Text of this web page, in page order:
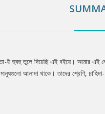
ই হুবহু তুলে দিয়েছি এই বইয়ে। আমার এই
আলাদা থাকে। তাদের শ্রেণি,